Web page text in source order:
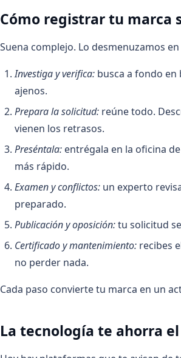
Cómo registrar tu marca
Suena complejo. Lo desmenuzamos
Investiga y verifica: busca a fondo en
ajenos.
Prepara la solicitud: reúne todo.
vienen los retrasos.
Preséntala: entrégala en la oficina
más rápido.
Examen y conflictos: un experto
preparado.
Publicación y oposición:tu solicitud
Certificado y mantenimiento: recibes
no perder nada.
Cada paso convierte tu marca en un
La tecnología te ahorra